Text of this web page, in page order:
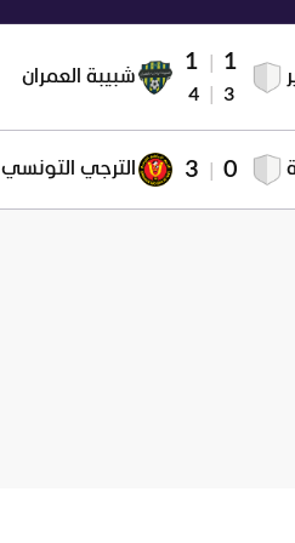
1
1
3
4
شبيبة العمران
0
3 الترجي التونسي